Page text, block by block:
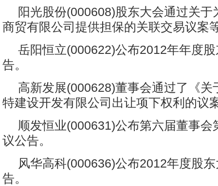
阳光股份(000608)股东大会通过关于
商贸有限公司提供担保的关联交易议案
岳阳恒立(000622)公布2012年年度
告。
高新发展(000628)董事会通过了《关
特建设开发有限公司出让项下权利的议
顺发恒业(000631)公布第六届董事会
议公告。
风华高科(000636)公布2012年度股
告。